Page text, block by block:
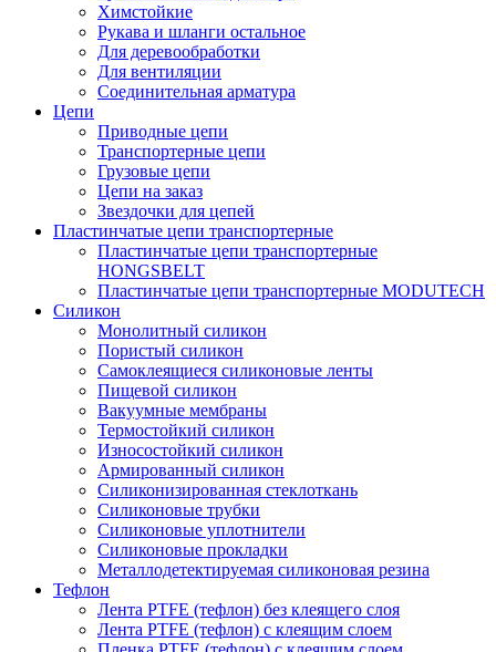
Химстойкие
Рукава и шланги остальное
Для деревообработки
Для вентиляции
Соединительная арматура
Цепи
Приводные цепи
Транспортерные цепи
Грузовые цепи
Цепи на заказ
Звездочки для цепей
Пластинчатые цепи транспортерные
Пластинчатые цепи транспортерные
HONGSBELT
Пластинчатые цепи транспортерные MODUTECH
Силикон
Монолитный силикон
Пористый силикон
Самоклеящиеся силиконовые ленты
Пищевой силикон
Вакуумные мембраны
Термостойкий силикон
Износостойкий силикон
Армированный силикон
Силиконизированная стеклоткань
Силиконовые трубки
Силиконовые уплотнители
Силиконовые прокладки
Металлодетектируемая силиконовая резина
Тефлон
Лента PTFE (тефлон) без клеящего слоя
Лента PTFE (тефлон) с клеящим слоем